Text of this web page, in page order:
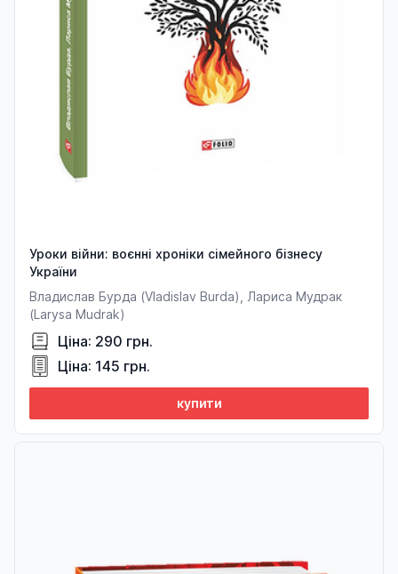
Уроки війни: воєнні хроніки сімейного бізнесу
України
Владислав Бурда (Vladislav Burda), Лариса Мудрак
(Larysa Mudrak)
Ціна: 290 грн.
Ціна: 145 грн.
купити